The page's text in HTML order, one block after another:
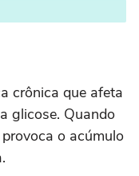
crônica que afeta
glicose. Quando
o acúmulo